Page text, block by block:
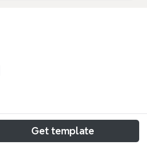
di Xmind è una mappa
per web designer e sviluppatori
Get template